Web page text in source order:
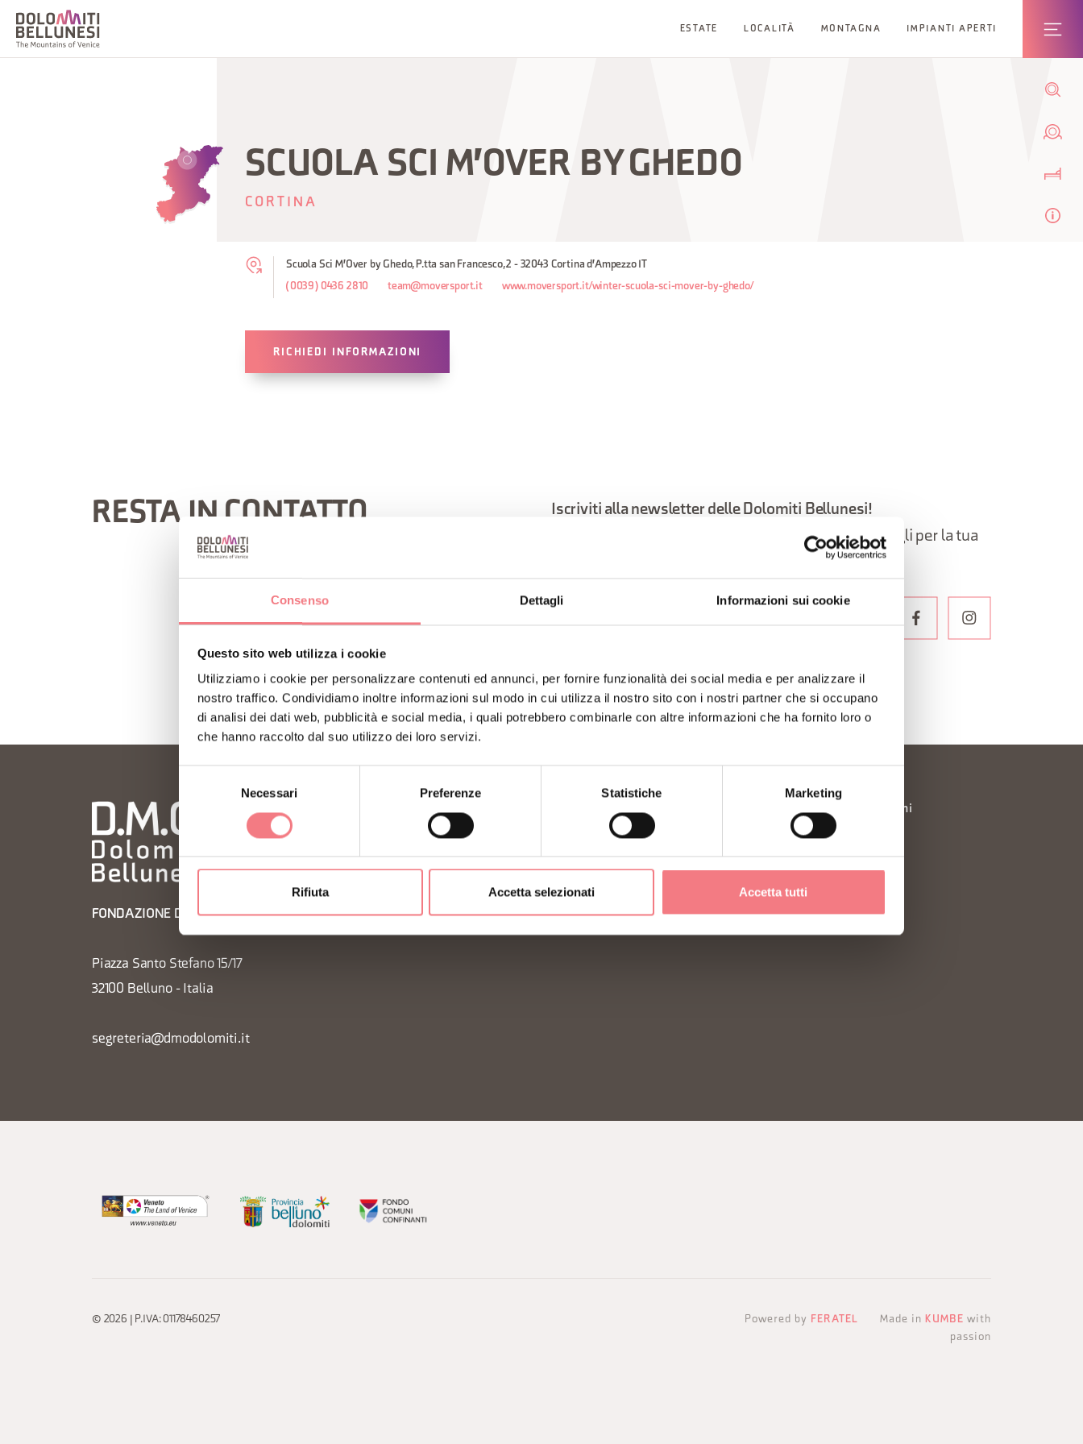
Consenso Dettagli Informazioni sui cookie
Questo sito web utilizza i cookie
Utilizziamo i cookie per personalizzare contenuti ed annunci, per fornire funzionalità dei social media e per analizzare il
nostro traffico. Condividiamo inoltre informazioni sul modo in cui utilizza il nostro sito con i nostri partner che si occupano
di analisi dei dati web, pubblicità e social media, i quali potrebbero combinarle con altre informazioni che ha fornito loro o
che hanno raccolto dal suo utilizzo dei loro servizi.
Necessari Preferenze Statistiche Marketing
Rifiuta Accetta selezionati Accetta tutti
ESTATE LOCALITÀ MONTAGNA IMPIANTI APERTI
SCUOLA SCI M'OVER BY GHEDO
CORTINA
Scuola Sci M'Over by Ghedo, P.tta san Francesco, 2 - 32043 Cortina d'Ampezzo IT
(0039) 0436 2810 team@moversport.it www.moversport.it/winter-scuola-sci-mover-by-ghedo/
RICHIEDI INFORMAZIONI
RESTA IN CONTATTO
Iscriviti alla newsletter delle Dolomiti Bellunesi!
Riceverai notizie, informazioni, itinerari, idee e consigli per la tua
FONDAZIONE DMO DOLOMITI BELLUNESI
Piazza Santo Stefano 15/17
32100 Belluno - Italia
segreteria@dmodolomiti.it
Organizzazione trasparente
Preferenze cookies
Informativa Cookies
Richiesta informazioni
Consorzi Turistici
Newsletter
Credits
© 2026 | P.IVA: 01178460257 Powered by FERATEL Made in KUMBE with
passion